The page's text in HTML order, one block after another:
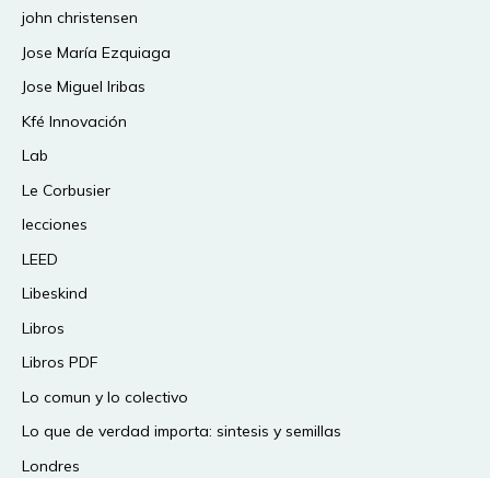
john christensen
Jose María Ezquiaga
Jose Miguel Iribas
Kfé Innovación
Lab
Le Corbusier
lecciones
LEED
Libeskind
Libros
Libros PDF
Lo comun y lo colectivo
Lo que de verdad importa: sintesis y semillas
Londres